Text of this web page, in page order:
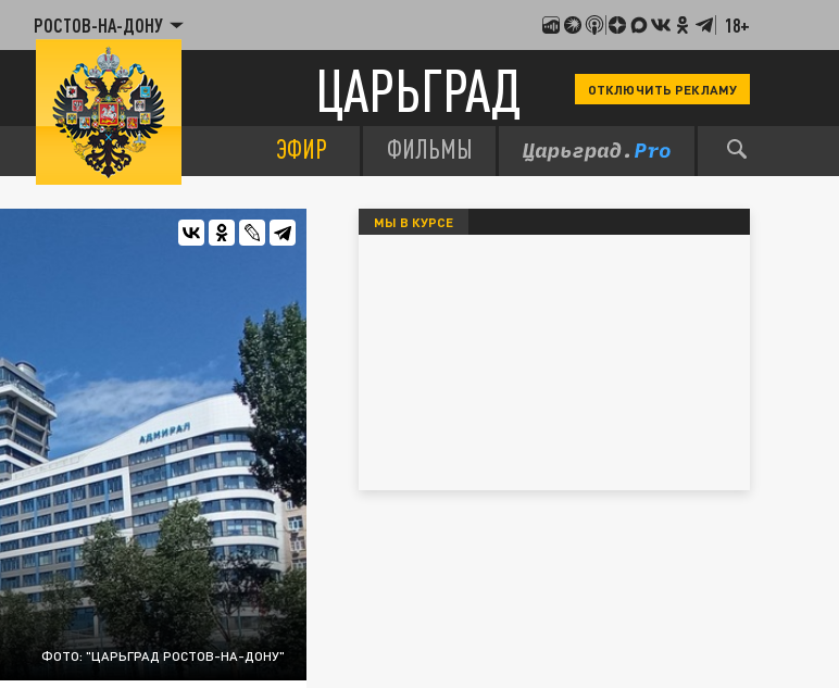
РОСТОВ-НА-ДОНУ 18+
ЦАРЬГРАД ОТКЛЮЧИТЬ РЕКЛАМУ
ЭФИР ФИЛЬМЫ
ФОТО: "ЦАРЬГРАД РОСТОВ-НА-ДОНУ"
МЫ В КУРСЕ